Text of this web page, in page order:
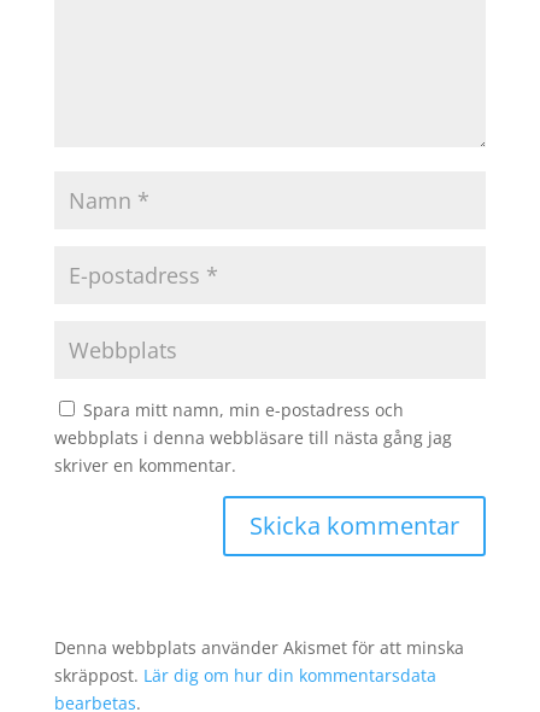
Spara mitt namn, min e-postadress och
webbplats i denna webbläsare till nästa gång jag
skriver en kommentar.
Denna webbplats använder Akismet för att minska
skräppost. Lär dig om hur din kommentarsdata
bearbetas.